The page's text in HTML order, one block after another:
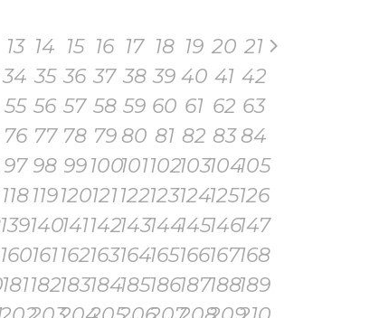
13 14 15 16 17 18 19 20 21
34 35 36 37 38 39 40 41 42
55 56 57 58 59 60 61 62 63
76 77 78 79 80 81 82 83 84
97 98 99 100101102103104105
118 119120121122123124125126
139140141142143144145146147
160161162163164165166167168
181182183184185186187188189